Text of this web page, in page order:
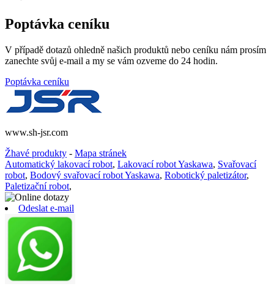
Poptávka ceníku
V případě dotazů ohledně našich produktů nebo ceníku nám prosím
zanechte svůj e-mail a my se vám ozveme do 24 hodin.
Poptávka ceníku
www.sh-jsr.com
Žhavé produkty - Mapa stránek
Automatický lakovací robot, Lakovací robot Yaskawa, Svařovací
robot, Bodový svařovací robot Yaskawa, Robotický paletizátor,
Paletizační robot,
Odeslat e-mail